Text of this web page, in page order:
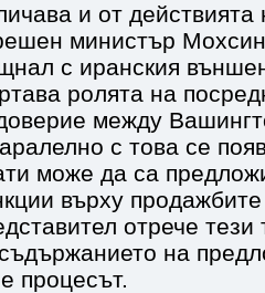
и от
министър
с иранския
ролята на
между
с това се
може да са
върху
отрече
на
процесът.